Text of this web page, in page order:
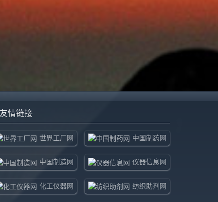
情链接
世界工厂网 中国制药网
中国制造网 仪器信息网
化工仪器网 纺织助剂网